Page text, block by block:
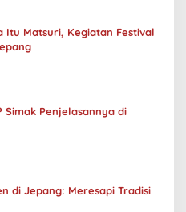
Itu Matsuri, Kegiatan Festival
Simak Penjelasannya di
di Jepang: Meresapi Tradisi